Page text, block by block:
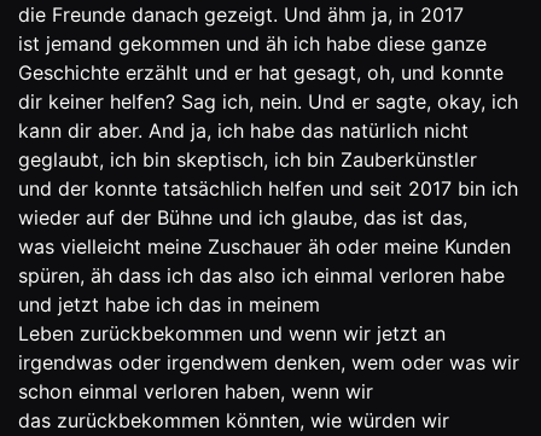
die Freunde danach gezeigt. Und ähm ja, in 2017
ist jemand gekommen und äh ich habe diese ganze
Geschichte erzählt und er hat gesagt, oh, und konnte
dir keiner helfen? Sag ich, nein. Und er sagte, okay, ich
kann dir aber. And ja, ich habe das natürlich nicht
geglaubt, ich bin skeptisch, ich bin Zauberkünstler
und der konnte tatsächlich helfen und seit 2017 bin ich
wieder auf der Bühne und ich glaube, das ist das,
was vielleicht meine Zuschauer äh oder meine Kunden
spüren, äh dass ich das also ich einmal verloren habe
und jetzt habe ich das in meinem
Leben zurückbekommen und wenn wir jetzt an
irgendwas oder irgendwem denken, wem oder was wir
schon einmal verloren haben, wenn wir
das zurückbekommen könnten, wie würden wir